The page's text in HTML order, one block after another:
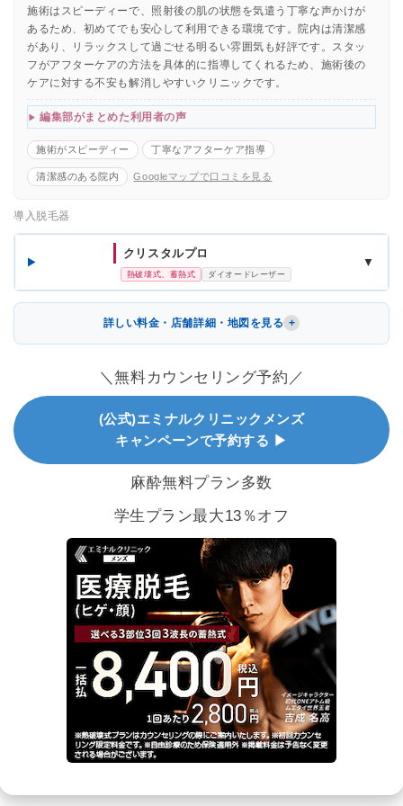
施術はスピーディーで、照射後の肌の状態を気遣う丁寧な声かけが
あるため、初めてでも安心して利用できる環境です。院内は清潔感
があり、リラックスして過ごせる明るい雰囲気も好評です。スタッ
フがアフターケアの方法を具体的に指導してくれるため、施術後の
ケアに対する不安も解消しやすいクリニックです。
編集部がまとめた利用者の声
施術がスピーディー 丁寧なアフターケア指導
清潔感のある院内 Googleマップで口コミを見る
導入脱毛器
クリスタルプロ
熱破壊式、蓄熱式 ダイオードレーザー
▼
詳しい料金・店舗詳細・地図を見る
＼無料カウンセリング予約／
(公式)エミナルクリニックメンズ
キャンペーンで予約する ▶
麻酔無料プラン多数
学生プラン最大13％オフ